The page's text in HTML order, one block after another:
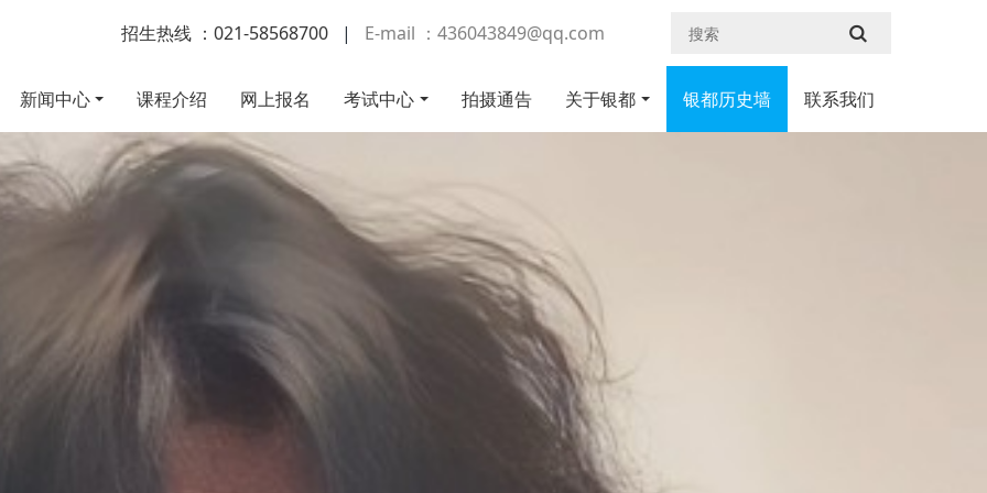
招生热线 ：021-58568700 | E-mail ：436043849@qq.com
新闻中心 课程介绍 网上报名 考试中心 拍摄通告 关于银都 银都历史墙 联系我们